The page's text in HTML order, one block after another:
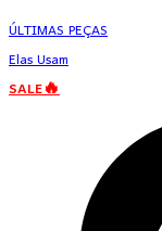
ÚLTIMAS PEÇAS
Elas Usam
SALE🔥